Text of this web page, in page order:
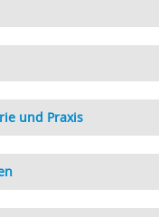
und Praxis